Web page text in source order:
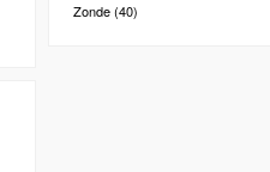
Zonde(40)